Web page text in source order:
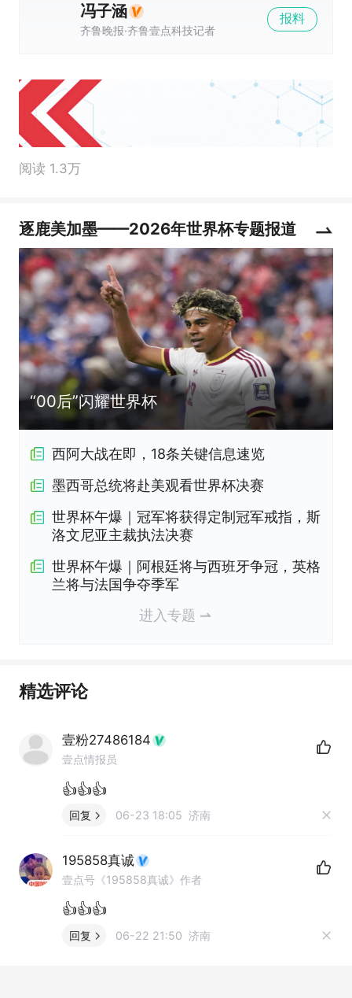
冯子涵
齐鲁晚报·齐鲁壹点科技记者
报料
阅读 1.3万
逐鹿美加墨——2026年世界杯专题报道
“00后”闪耀世界杯
西阿大战在即，18条关键信息速览
墨西哥总统将赴美观看世界杯决赛
世界杯午爆｜冠军将获得定制冠军戒指，斯
洛文尼亚主裁执法决赛
世界杯午爆｜阿根廷将与西班牙争冠，英格
兰将与法国争夺季军
进入专题
精选评论
壹粉27486184
壹点情报员
👍👍👍
回复 06-23 18:05 济南
195858真诚
壹点号《195858真诚》作者
👍👍👍
回复 06-22 21:50 济南